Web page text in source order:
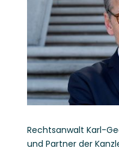
Rechtsanwalt Karl-
und Partner der